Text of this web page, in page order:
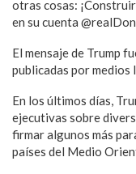
otras cosas:
en su cuenta
El mensaje de Trump
publicadas por medios
En los últimos días,
ejecutivas sobre
firmar algunos más
países del Medio